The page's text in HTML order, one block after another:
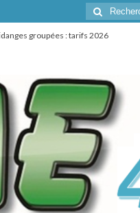
Rechercher
:
groupées : tarifs 2026